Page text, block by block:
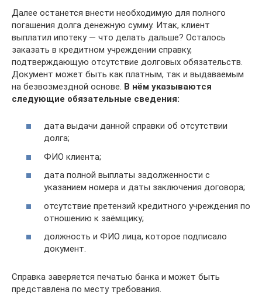
Далее останется внести необходимую для полного
погашения долга денежную сумму. Итак, клиент
выплатил ипотеку — что делать дальше? Осталось
заказать в кредитном учреждении справку,
подтверждающую отсутствие долговых обязательств.
Документ может быть как платным, так и выдаваемым
на безвозмездной основе. В нём указываются
следующие обязательные сведения:
дата выдачи данной справки об отсутствии
долга;
ФИО клиента;
дата полной выплаты задолженности с
указанием номера и даты заключения договора;
отсутствие претензий кредитного учреждения по
отношению к заёмщику;
должность и ФИО лица, которое подписало
документ.
Справка заверяется печатью банка и может быть
представлена по месту требования.